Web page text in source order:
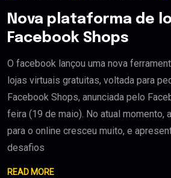
Nova plataforma de
Facebook Shops
O facebook lançou uma nova
lojas virtuais gratuitas, voltada para
Facebook Shops, anunciada pelo
feira (19 de maio). No atual momento,
para o online cresceu muito, e
desafios
READ MORE